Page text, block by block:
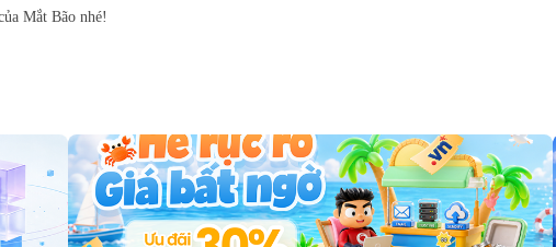
Mắt Bão nhé!